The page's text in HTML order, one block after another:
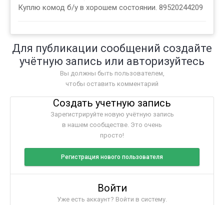
Куплю комод б/у в хорошем состоянии. 89520244209
Для публикации сообщений создайте
учётную запись или авторизуйтесь
Вы должны быть пользователем,
чтобы оставить комментарий
Создать учетную запись
Зарегистрируйте новую учётную запись
в нашем сообществе. Это очень
просто!
Регистрация нового пользователя
Войти
Уже есть аккаунт? Войти в систему.